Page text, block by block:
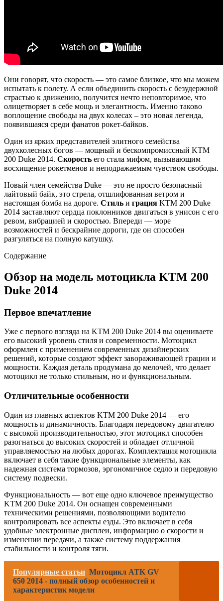
Они говорят, что скорость — это самое близкое, что мы можем
испытать к полету. А если объединить скорость с безудержной
страстью к движению, получится нечто неповторимое, что
олицетворяет в себе мощь и элегантность. Именно таково
воплощение свободы на двух колесах – это новая легенда,
появившаяся среди фанатов рокет-байков.
Один из ярких представителей элитного семейства
двухколесных богов — мощный и бескомпромиссный KTM
200 Duke 2014. Скорость его стала мифом, вызывающим
восхищение рокетменов и неподражаемым чувством свободы.
Новый член семейства Duke — это не просто безопасный
лайтовый байк, это стрела, отшлифованная ветром и
настоящая бомба на дороге. Стиль и грация KTM 200 Duke
2014 заставляют сердца поклонников двигаться в унисон с его
ревом, вибрацией и скоростью. Впереди — море
возможностей и бескрайние дороги, где он способен
разгуляться на полную катушку.
Содержание
Обзор на модель мотоцикла KTM 200
Duke 2014
Первое впечатление
Уже с первого взгляда на KTM 200 Duke 2014 вы оцениваете
его высокий уровень стиля и современности. Мотоцикл
оформлен с применением современных дизайнерских
решений, которые создают эффект завораживающей грации и
мощности. Каждая деталь продумана до мелочей, что делает
мотоцикл не только стильным, но и функциональным.
Отличительные особенности
Один из главных аспектов KTM 200 Duke 2014 — его
мощность и динамичность. Благодаря передовому двигателю
с высокой производительностью, этот мотоцикл способен
разогнаться до высоких скоростей и обладает отличной
управляемостью на любых дорогах. Комплектация мотоцикла
включает в себя такие функциональные элементы, как
надежная система тормозов, эргономичное седло и передовую
систему подвески.
Функциональность — вот еще одно ключевое преимущество
KTM 200 Duke 2014. Он оснащен современными
техническими решениями, позволяющими водителю
контролировать все аспекты езды. Это включает в себя
удобные электронные дисплеи, информацию о скорости и
изменении передачи, а также систему поддержания
стабильности и контроля тяги.
Популярные статьи Мотоцикл ATK GV
650 2014 - полный обзор особенностей и
характеристик модели